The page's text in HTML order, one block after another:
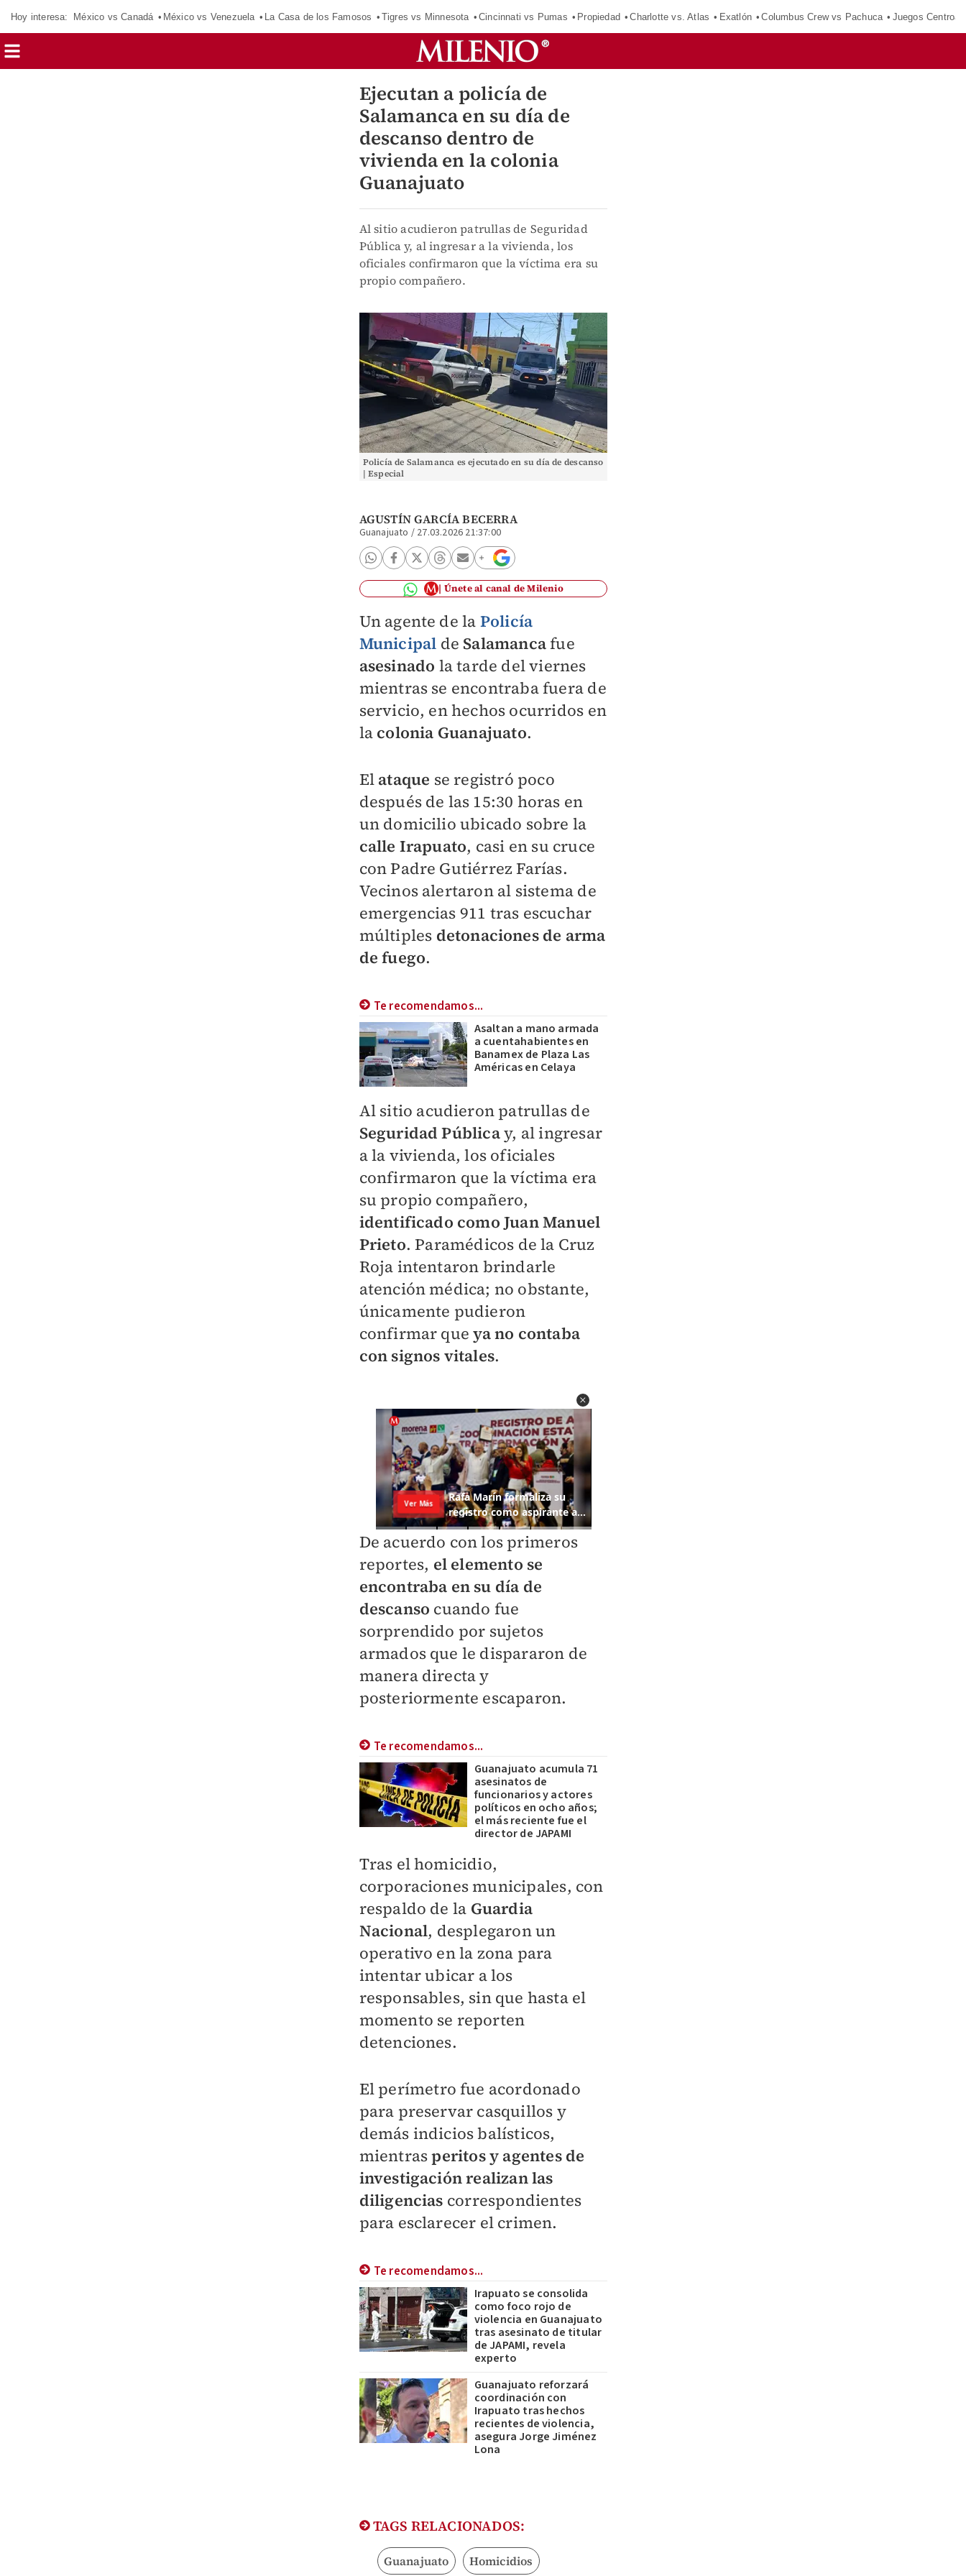
Hoy interesa: México vs Canadá México vs Venezuela La Casa de los Famosos Tigres vs Minnesota Cincinnati vs Pumas Propiedad Charlotte vs. Atlas Exatlón Columbus Crew vs Pachuca Juegos
Ejecutan a policía de
Salamanca en su día de
descanso dentro de
vivienda en la colonia
Guanajuato
Al sitio acudieron patrullas de Seguridad
Pública y, al ingresar a la vivienda, los
oficiales confirmaron que la víctima era su
propio compañero.
Policía de Salamanca es ejecutado en su día de descanso
| Especial
AGUSTÍN GARCÍA BECERRA
Guanajuato / 27.03.2026 21:37:00
Únete al canal de Milenio
Un agente de la Policía
Municipal de Salamancafue
asesinado la tarde del viernes
mientras se encontraba fuera de
servicio, en hechos ocurridos en
la colonia Guanajuato.
El ataque se registró poco
después de las 15:30 horas en
un domicilio ubicado sobre la
calle Irapuato, casi en su cruce
con Padre Gutiérrez Farías.
Vecinos alertaron al sistema de
emergencias 911 tras escuchar
múltiples detonaciones de arma
de fuego.
Te recomendamos...
Asaltan a mano armada
a cuentahabientes en
Banamex de Plaza Las
Américas en Celaya
Al sitio acudieron patrullas de
Seguridad Públicay, al ingresar
a la vivienda, los oficiales
confirmaron que la víctima era
su propio compañero,
identificado como Juan Manuel
Prieto. Paramédicos de la Cruz
Roja intentaron brindarle
atención médica; no obstante,
únicamente pudieron
confirmar queya no contaba
con signos vitales.
De acuerdo con los primeros
reportes, el elemento se
encontraba en su día de
descanso cuando fue
sorprendido por sujetos
armados que le dispararon de
manera directa y
posteriormente escaparon.
Te recomendamos...
Guanajuato acumula 71
asesinatos de
funcionarios y actores
políticos en ocho años;
el más reciente fue el
director de JAPAMI
Tras el homicidio,
corporaciones municipales, con
respaldo de la Guardia
Nacional, desplegaron un
operativo en la zona para
intentar ubicar a los
responsables, sin que hasta el
momento se reporten
detenciones.
El perímetro fue acordonado
para preservar casquillos y
demás indicios balísticos,
mientrasperitos y agentes de
investigación realizan las
diligencias correspondientes
para esclarecer el crimen.
Te recomendamos...
Irapuato se consolida
como foco rojo de
violencia en Guanajuato
tras asesinato de titular
de JAPAMI, revela
experto
Guanajuato reforzará
coordinación con
Irapuato tras hechos
recientes de violencia,
asegura Jorge Jiménez
Lona
TAGS RELACIONADOS:
Guanajuato Homicidios